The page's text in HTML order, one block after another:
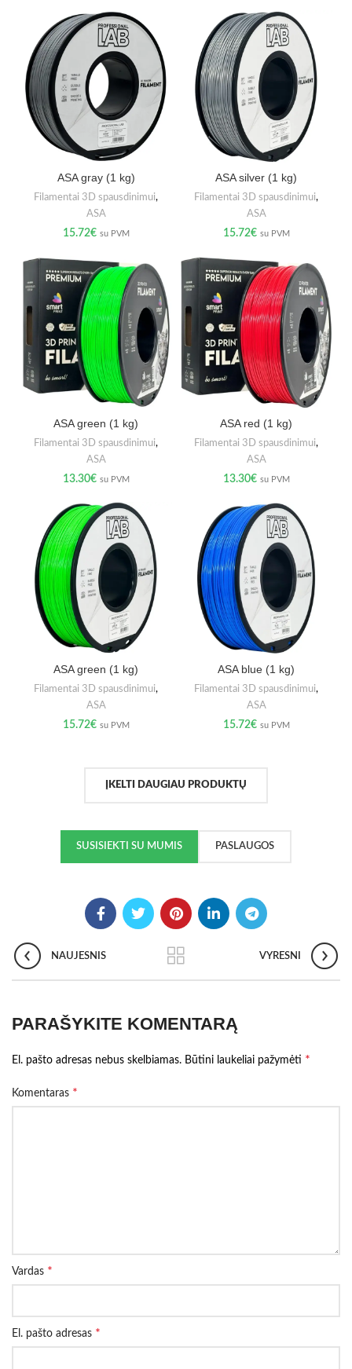
ASA gray (1 kg)
Filamentai 3D spausdinimui,
ASA
15.72€ su PVM
ASA silver (1 kg)
Filamentai 3D spausdinimui,
ASA
15.72€ su PVM
ASA green (1 kg)
Filamentai 3D spausdinimui,
ASA
13.30€ su PVM
ASA red (1 kg)
Filamentai 3D spausdinimui,
ASA
13.30€ su PVM
ASA green (1 kg)
Filamentai 3D spausdinimui,
ASA
15.72€ su PVM
ASA blue (1 kg)
Filamentai 3D spausdinimui,
ASA
15.72€ su PVM
ĮKELTI DAUGIAU PRODUKTŲ
SUSISIEKTI SU MUMIS PASLAUGOS
NAUJESNIS VYRESNI
PARAŠYKITE KOMENTARĄ
El. pašto adresas nebus skelbiamas. Būtini laukeliai pažymėti *
Komentaras *
Vardas *
El. pašto adresas *